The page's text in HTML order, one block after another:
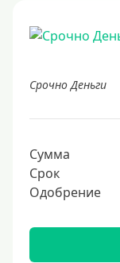
Срочно Деньги
Сумма
Срок
Одобрение